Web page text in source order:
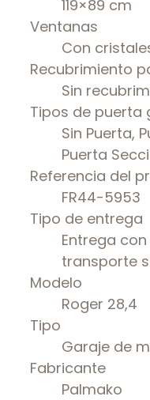
119×89 cm
Ventanas
Con
Recubrimiento
Sin
Tipos de puerta
Sin Puerta,
Puerta
Referencia del
FR44-5953
Tipo de entrega
Entrega
transporte
Modelo
Roger 28,4
Tipo
Garaje de
Fabricante
Palmako